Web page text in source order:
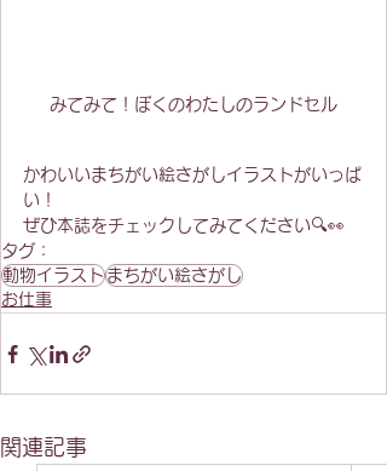
みてみて！ぼくのわたしのランドセル
かわいいまちがい絵さがしイラストがいっぱ
い！
ぜひ本誌をチェックしてみてください🔍👀
タグ：
動物イラストまちがい絵さがし
お仕事
関連記事